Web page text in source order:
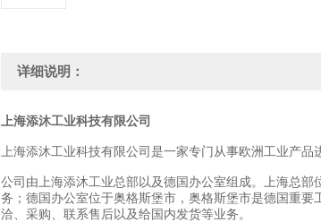
详细说明：
上海添沐工业科技有限公司
上海添沐工业科技有限公司是一家专门从事欧洲工业产品
公司由上海添沐工业总部以及德国办公室组成。上海总
务；德国办公室位于奥格斯堡市，奥格斯堡市是德国重
洽、采购、联系售后以及给国内发货等业务。